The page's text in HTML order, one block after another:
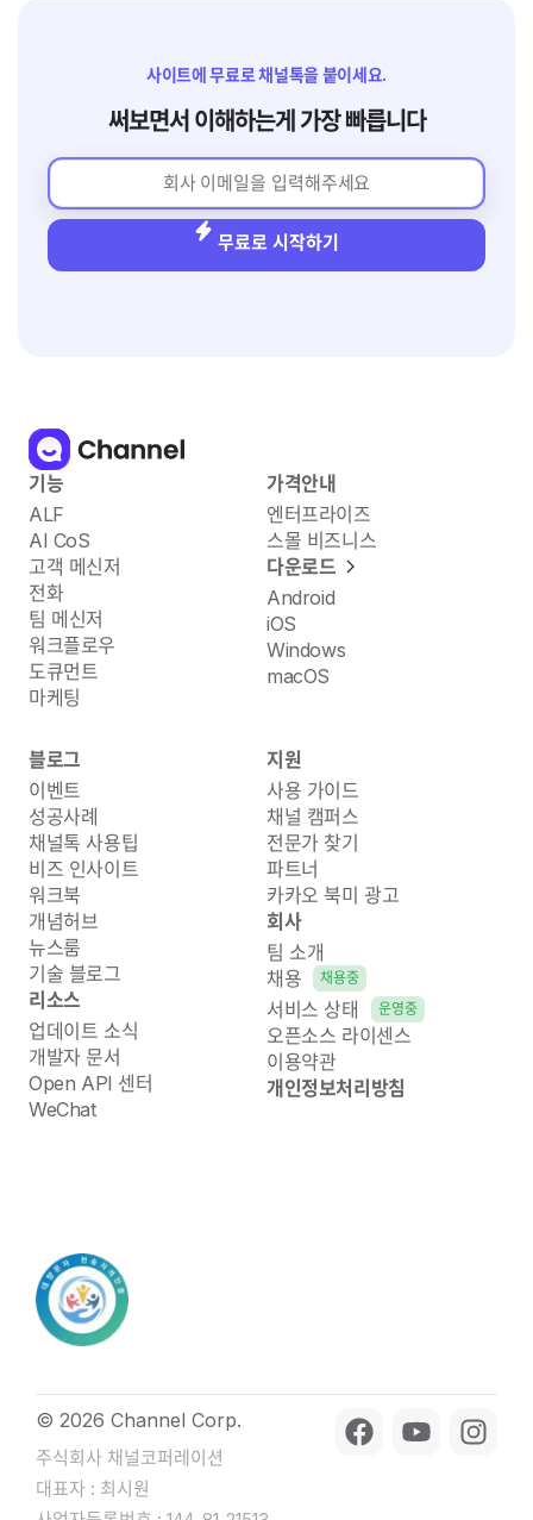
사이트에 무료로 채널톡을 붙이세요.
써보면서 이해하는게 가장 빠릅니다
무료로 시작하기
기능
ALF
AI CoS
고객 메신저
전화
팀 메신저
워크플로우
도큐먼트
마케팅
가격안내
엔터프라이즈
스몰 비즈니스
다운로드
Android
iOS
Windows
macOS
블로그
이벤트
성공사례
채널톡 사용팁
비즈 인사이트
워크북
개념허브
뉴스룸
기술 블로그
리소스
업데이트 소식
개발자 문서
Open API 센터
WeChat
지원
사용 가이드
채널 캠퍼스
전문가 찾기
파트너
카카오 북미 광고
회사
팀 소개
채용
채용중
서비스 상태 운영중
오픈소스 라이센스
이용약관
개인정보처리방침
© 2026 Channel Corp.
주식회사 채널코퍼레이션
대표자 : 최시원